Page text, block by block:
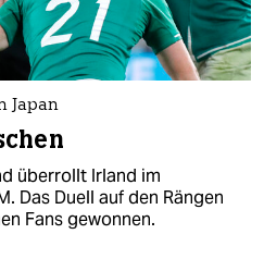
Japan
überrollt Irland im
Das Duell auf den Rängen
Fans gewonnen.